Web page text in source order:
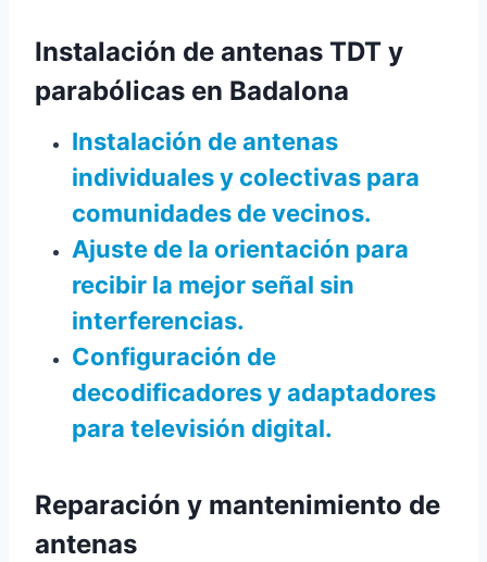
Instalación de antenas TDT y
parabólicas en Badalona
Instalación de antenas
individuales y colectivas para
comunidades de vecinos.
Ajuste de la orientación para
recibir la mejor señal sin
interferencias.
Configuración de
decodificadores y adaptadores
para televisión digital.
Reparación y mantenimiento de
antenas